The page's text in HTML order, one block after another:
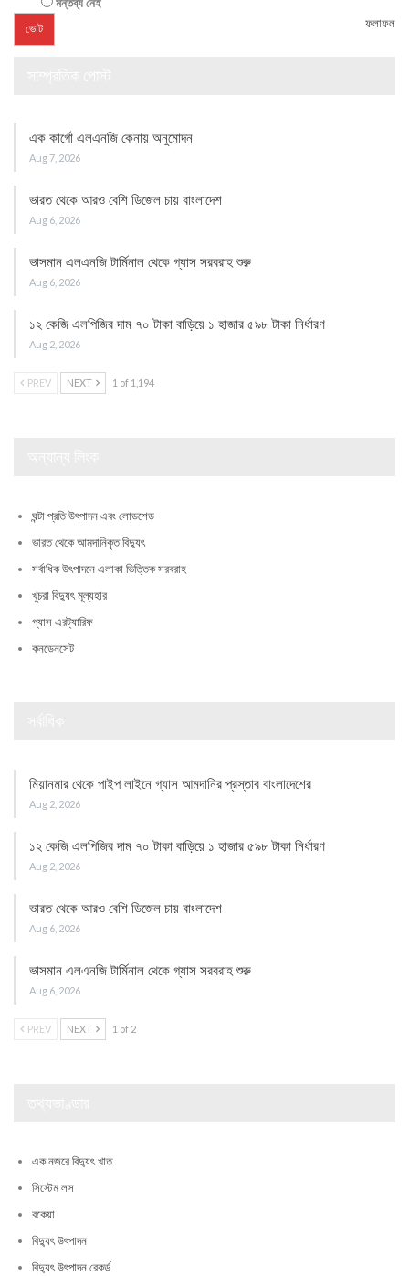
ফলাফল
এক কার্গো এলএনজি কেনায় অনুমোদন
Aug 7, 2026
ভারত থেকে আরও বেশি ডিজেল চায় বাংলাদেশ
Aug 6, 2026
ভাসমান এলএনজি টার্মিনাল থেকে গ্যাস সরবরাহ শুরু
Aug 6, 2026
১২ কেজি এলপিজির দাম ৭০ টাকা বাড়িয়ে ১ হাজার ৫৯৮ টাকা নির্ধারণ
Aug 2, 2026
PREV NEXT 1 of 1,194
ঘন্টা প্রতি উৎপাদন এবং লোডশেড
ভারত থেকে আমদানিকৃত বিদ্যুৎ
সর্বাধিক উৎপাদনে এলাকা ভিত্তিক সরবরাহ
খুচরা বিদ্যুৎ মূল্যহার
গ্যাস এরট্যারিফ
কনডেনসেট
মিয়ানমার থেকে পাইপ লাইনে গ্যাস আমদানির প্রস্তাব বাংলাদেশের
Aug 2, 2026
১২ কেজি এলপিজির দাম ৭০ টাকা বাড়িয়ে ১ হাজার ৫৯৮ টাকা নির্ধারণ
Aug 2, 2026
ভারত থেকে আরও বেশি ডিজেল চায় বাংলাদেশ
Aug 6, 2026
ভাসমান এলএনজি টার্মিনাল থেকে গ্যাস সরবরাহ শুরু
Aug 6, 2026
PREV NEXT 1 of 2
এক নজরে বিদ্যুৎ খাত
সিস্টেম লস
বকেয়া
বিদ্যুৎ উৎপাদন
বিদ্যুৎ উৎপাদন রেকর্ড